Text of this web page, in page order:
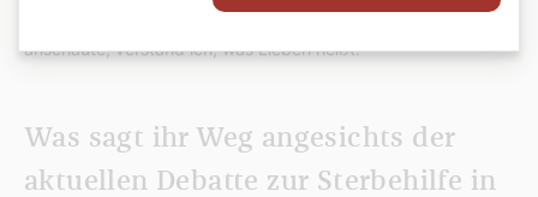
anschaute, verstand ich, was Lieben heißt."
Was sagt ihr Weg angesichts der
aktuellen Debatte zur Sterbehilfe in